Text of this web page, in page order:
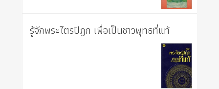
รู้จักพระไตรปิฎก เพื่อเป็นชาวพุทธที่แท้